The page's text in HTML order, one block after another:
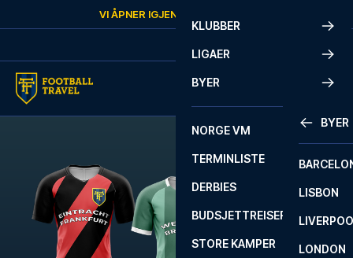
VI ÅPNER IGJEN
KLUBBER
LIGAER
BYER
BYER
LISBON
LONDON
NORGE VM
TERMINLISTE
DERBIES
BUDSJETTREISER
STORE KAMPER